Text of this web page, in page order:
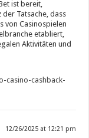
ist bereit,
Tatsache, dass
von Casinospielen
etabliert,
Aktivitäten und
casino-cashback-
12/26/2025 at 12:21 pm